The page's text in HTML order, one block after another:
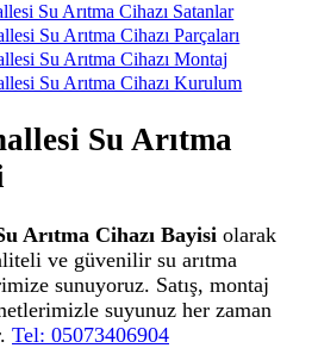
Su Arıtma Cihazı Satanlar
Su Arıtma Cihazı Parçaları
Su Arıtma Cihazı Montaj
Su Arıtma Cihazı Kurulum
Su Arıtma
Arıtma Cihazı Bayisi olarak
ve güvenilir su arıtma
sunuyoruz. Satış, montaj
suyunuz her zaman
Tel: 05073406904